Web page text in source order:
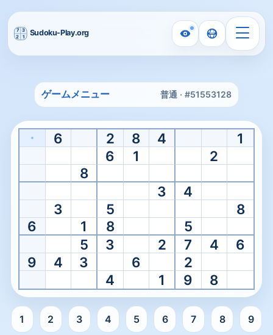
Medium level
普通の数独をオンラインプ
よりバランスの取れた抵抗レベルの普通のパズルを直接開き
ゲームメニュー 普通 · #51553128
6 2 8 4
1
6
1
2
8
3
4
3
5
8
6
1 8
5
5
3 2 7 4
6
9
4 3 6
2
4
1 9 8
1 2 3 4 5 6 7 8 9